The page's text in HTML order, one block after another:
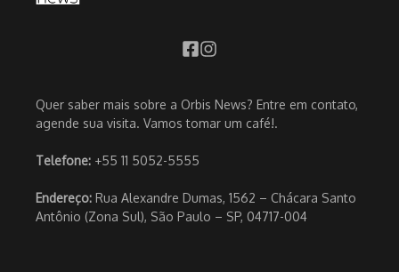
Quer saber mais sobre a Orbis News? Entre em contato,
agende sua visita. Vamos tomar um café!.
Telefone: +55 11 5052-5555
Endereço: Rua Alexandre Dumas, 1562 – Chácara Santo
Antônio (Zona Sul), São Paulo – SP, 04717-004